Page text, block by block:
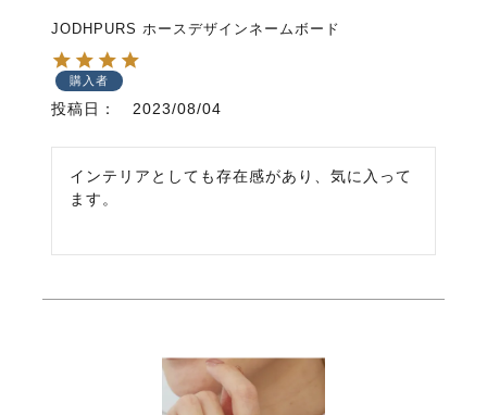
JODHPURS ホースデザインネームボード
購入者
投稿日 2023/08/04
インテリアとしても存在感があり、気に入って
ます。